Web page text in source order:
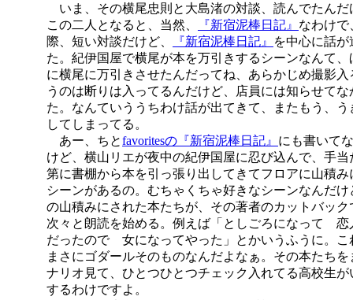
いま、その横尾忠則と大島渚の対談、読んでたんだ
この二人となると、当然、
『新宿泥棒日記』 なわけで
際、短い対談だけど、
『新宿泥棒日記』
を中心に話が
た。紀伊国屋で横尾が本を万引きするシーンなんて、
に横尾に万引きさせたんだってね、あらかじめ撮影入
うのは断りは入ってるんだけど、店員には知らせてな
た。なんていううちわけ話が出てきて、またもう、う
してしまってる。
あー、ちとfavoritesの『新宿泥棒日記』 にも書いて
けど、横山リエが夜中の紀伊国屋に忍び込んで、手当
第に書棚から本を引っ張り出してきてフロアに山積み
シーンがあるの。むちゃくちゃ好きなシーンなんだけ
の山積みにされた本たちが、その著者のカットバック
次々と朗読を始める。例えば「としごろになって 恋
だったので 女になってやった」とかいうふうに。こ
まさにゴダールそのものなんだよなぁ。その本たちを
ナリオ見て、ひとつひとつチェック入れてる高校生が
するわけですよ。